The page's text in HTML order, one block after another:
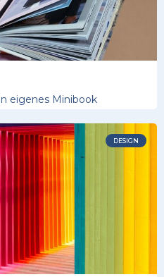
eigenes Minibook
DESIGN